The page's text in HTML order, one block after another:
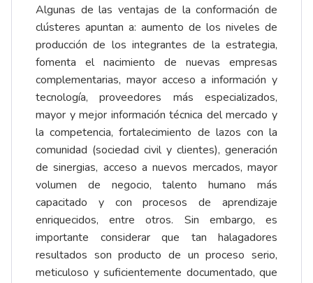
Algunas de las ventajas de la conformación de
clústeres apuntan a: aumento de los niveles de
producción de los integrantes de la estrategia,
fomenta el nacimiento de nuevas empresas
complementarias, mayor acceso a información y
tecnología, proveedores más especializados,
mayor y mejor información técnica del mercado y
la competencia, fortalecimiento de lazos con la
comunidad (sociedad civil y clientes), generación
de sinergias, acceso a nuevos mercados, mayor
volumen de negocio, talento humano más
capacitado y con procesos de aprendizaje
enriquecidos, entre otros. Sin embargo, es
importante considerar que tan halagadores
resultados son producto de un proceso serio,
meticuloso y suficientemente documentado, que